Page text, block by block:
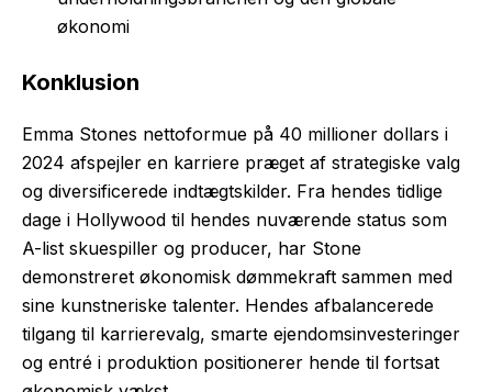
økonomi
Konklusion
Emma Stones nettoformue på 40 millioner dollars i
2024 afspejler en karriere præget af strategiske valg
og diversificerede indtægtskilder. Fra hendes tidlige
dage i Hollywood til hendes nuværende status som
A-list skuespiller og producer, har Stone
demonstreret økonomisk dømmekraft sammen med
sine kunstneriske talenter. Hendes afbalancerede
tilgang til karrierevalg, smarte ejendomsinvesteringer
og entré i produktion positionerer hende til fortsat